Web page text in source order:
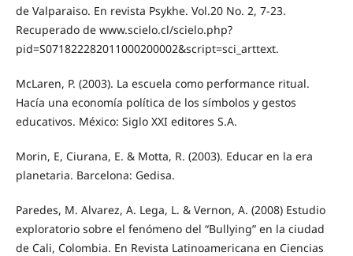
de Valparaiso. En revista Psykhe. Vol.20 No. 2, 7-23.
Recuperado de www.scielo.cl/scielo.php?
pid=S071822282011000200002&script=sci_arttext.
McLaren, P. (2003). La escuela como performance ritual.
Hacía una economía política de los símbolos y gestos
educativos. México: Siglo XXI editores S.A.
Morin, E, Ciurana, E. & Motta, R. (2003). Educar en la era
planetaria. Barcelona: Gedisa.
Paredes, M. Alvarez, A. Lega, L. & Vernon, A. (2008) Estudio
exploratorio sobre el fenómeno del “Bullying” en la ciudad
de Cali, Colombia. En Revista Latinoamericana en Ciencias